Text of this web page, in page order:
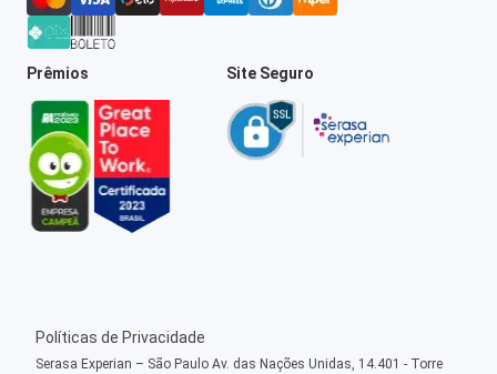
Prêmios Site Seguro
Políticas de Privacidade
Serasa Experian – São Paulo Av. das Nações Unidas, 14.401 - Torre